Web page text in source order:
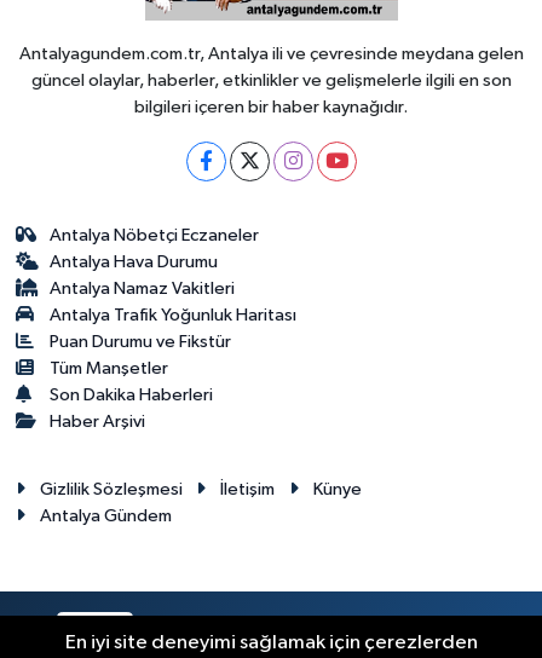
Antalyagundem.com.tr, Antalya ili ve çevresinde meydana gelen
güncel olaylar, haberler, etkinlikler ve gelişmelerle ilgili en son
bilgileri içeren bir haber kaynağıdır.
Antalya Nöbetçi Eczaneler
Antalya Hava Durumu
Antalya Namaz Vakitleri
Antalya Trafik Yoğunluk Haritası
Puan Durumu ve Fikstür
Tüm Manşetler
Son Dakika Haberleri
Haber Arşivi
Gizlilik Sözleşmesi İletişim
Künye
Antalya Gündem
En iyi site deneyimi sağlamak için çerezlerden